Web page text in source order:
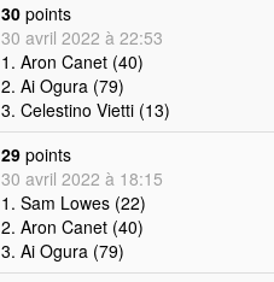
30 points
30 avril 2022 à 22:53
1. Aron Canet (40)
2. Ai Ogura (79)
3. Celestino Vietti (13)
29 points
30 avril 2022 à 18:15
1. Sam Lowes (22)
2. Aron Canet (40)
3. Ai Ogura (79)